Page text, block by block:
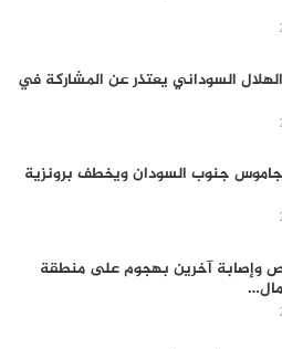
السوداني يعتذر عن المشاركة في
جنوب السودان ويخطف برونزية
أشخاص وإصابة آخرين بهجوم على منطقة